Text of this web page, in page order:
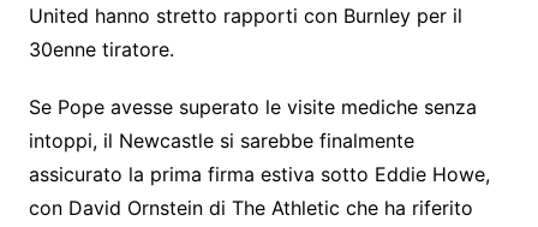
United hanno stretto rapporti con Burnley per il
30enne tiratore.
Se Pope avesse superato le visite mediche senza
intoppi, il Newcastle si sarebbe finalmente
assicurato la prima firma estiva sotto Eddie Howe,
con David Ornstein di The Athletic che ha riferito